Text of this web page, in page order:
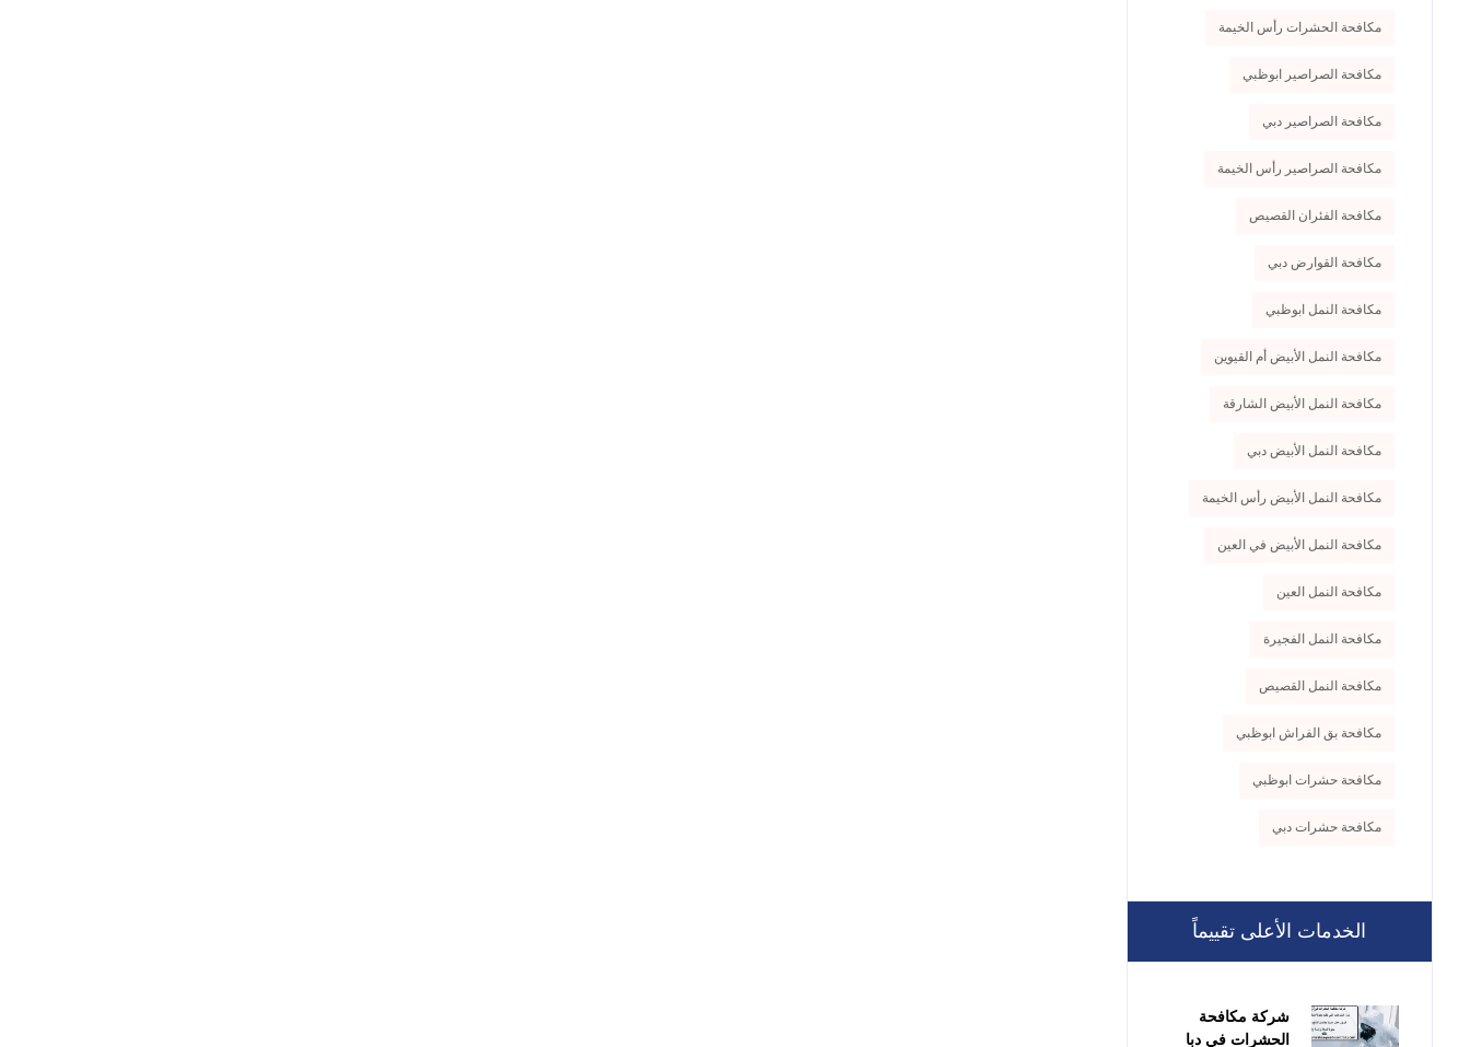
مكافحة الحشرات رأس الخيمة
مكافحة الصراصير ابوظبي
مكافحة الصراصير دبي
مكافحة الصراصير رأس الخيمة
مكافحة الفئران القصيص
مكافحة القوارض دبي
مكافحة النمل ابوظبي
مكافحة النمل الأبيض أم القيوين
مكافحة النمل الأبيض الشارقة
مكافحة النمل الأبيض دبي
مكافحة النمل الأبيض رأس الخيمة
مكافحة النمل الأبيض في العين
مكافحة النمل العين
مكافحة النمل الفجيرة
مكافحة النمل القصيص
مكافحة بق الفراش ابوظبي
مكافحة حشرات ابوظبي
مكافحة حشرات دبي
الخدمات الأعلى تقييماً
شركة مكافحة
الحشرات في دبا